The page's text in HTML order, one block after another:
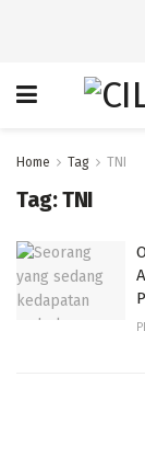
Home Tag TNI
Tag:TNI